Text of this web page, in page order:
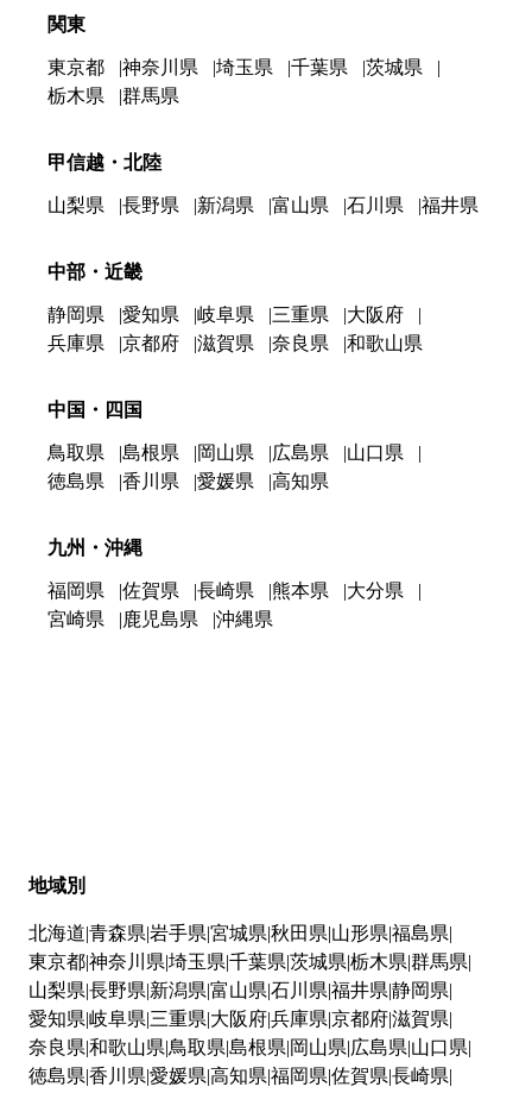
関東
東京都 神奈川県 埼玉県 千葉県
茨城県
栃木県
群馬県
甲信越・北陸
山梨県 長野県 新潟県 富山県 石川県 福井県
中部・近畿
静岡県 愛知県 岐阜県 三重県
大阪府
兵庫県
京都府 滋賀県 奈良県 和歌山県
中国・四国
鳥取県 島根県 岡山県 広島県
山口県
徳島県
香川県 愛媛県 高知県
九州・沖縄
福岡県 佐賀県 長崎県 熊本県
大分県
宮崎県
鹿児島県 沖縄県
地域別
北海道 青森県 岩手県 宮城県 秋田県 山形県 福島県
東京都神奈川県 埼玉県 千葉県 茨城県 栃木県 群馬県
山梨県 長野県 新潟県 富山県 石川県 福井県 静岡県
愛知県 岐阜県 三重県 大阪府兵庫県 京都府滋賀県
奈良県 和歌山県 鳥取県 島根県 岡山県 広島県 山口県
徳島県 香川県 愛媛県 高知県 福岡県 佐賀県 長崎県